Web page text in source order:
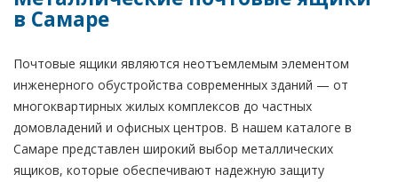
в Самаре
Почтовые ящики являются неотъемлемым элементом
инженерного обустройства современных зданий — от
многоквартирных жилых комплексов до частных
домовладений и офисных центров. В нашем каталоге в
Самаре представлен широкий выбор металлических
ящиков, которые обеспечивают надежную защиту